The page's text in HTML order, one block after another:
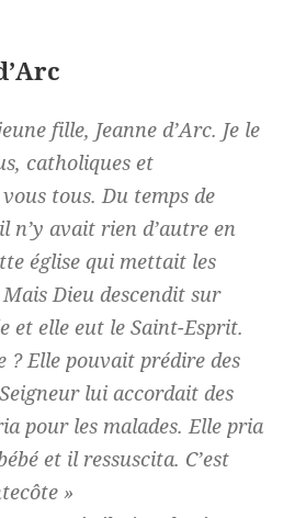
fille, Jeanne d’Arc. Je le
catholiques et
tous. Du temps de
n’y avait rien d’autre en
église qui mettait les
Dieu descendit sur
et elle eut le Saint-Esprit.
? Elle pouvait prédire des
lui accordait des
pour les malades. Elle pria
et il ressuscita. C’est
»